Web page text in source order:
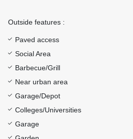
Outside features :
Paved access
Social Area
Barbecue/Grill
Near urban area
Garage/Depot
Colleges/Universities
Garage